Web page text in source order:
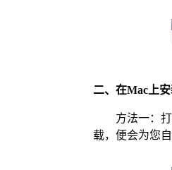
二、在Mac上
方法一：
载，便会为您